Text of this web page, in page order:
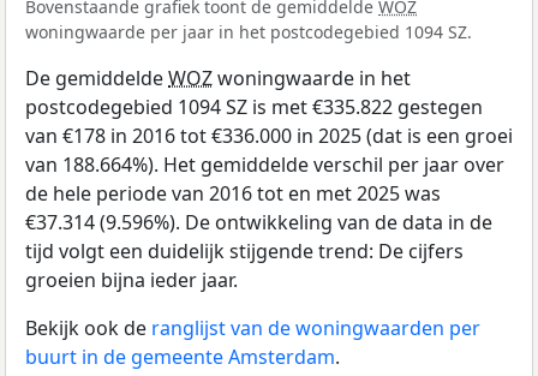
Bovenstaande grafiek toont de gemiddelde WOZ
woningwaarde per jaar in het postcodegebied 1094 SZ.
De gemiddeldeWOZwoningwaarde in het
postcodegebied 1094 SZ is met €335.822 gestegen
van €178 in 2016 tot €336.000 in 2025 (dat is een groei
van 188.664%). Het gemiddelde verschil per jaar over
de hele periode van 2016 tot en met 2025 was
€37.314 (9.596%). De ontwikkeling van de data in de
tijd volgt een duidelijk stijgende trend: De cijfers
groeien bijna ieder jaar.
Bekijk ook de ranglijst van de woningwaarden per
buurt in de gemeente Amsterdam.